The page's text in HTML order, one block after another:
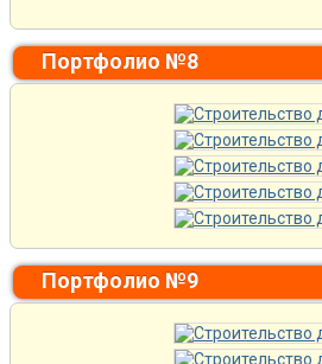
Портфолио №8
Портфолио №9